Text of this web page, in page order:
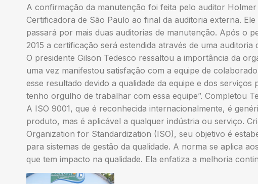
A confirmação da manutenção foi feita pelo auditor
Certificadora de São Paulo ao final da auditoria externa.
passará por mais duas auditorias de manutenção. Após o
2015 a certificação será estendida através de uma auditoria
O presidente Gilson Tedesco ressaltou a importância da
uma vez manifestou satisfação com a equipe de
esse resultado devido a qualidade da equipe e dos serviços
tenho orgulho de trabalhar com essa equipe”. Completou
A ISO 9001, que é reconhecida internacionalmente, é
produto, mas é aplicável a qualquer indústria ou serviço.
Organization for Standardization (ISO), seu objetivo é
para sistemas de gestão da qualidade. A norma se aplica
que tem impacto na qualidade. Ela enfatiza a melhoria